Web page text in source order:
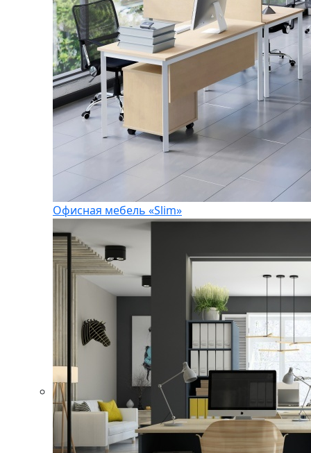
Офисная мебель «Slim»